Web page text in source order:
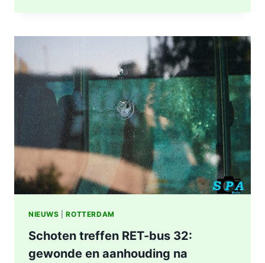
TWEE
IN
ROTTERDAM
NIEUWS |ROTTERDAM
Schoten treffen RET-bus 32:
gewonde en aanhouding na